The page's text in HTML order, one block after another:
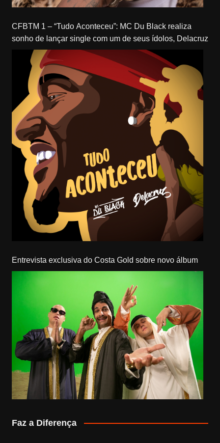
CFBTM 1 – “Tudo Aconteceu”: MC Du Black realiza
sonho de lançar single com um de seus ídolos, Delacruz
Entrevista exclusiva do Costa Gold sobre novo álbum
Faz a Diferença